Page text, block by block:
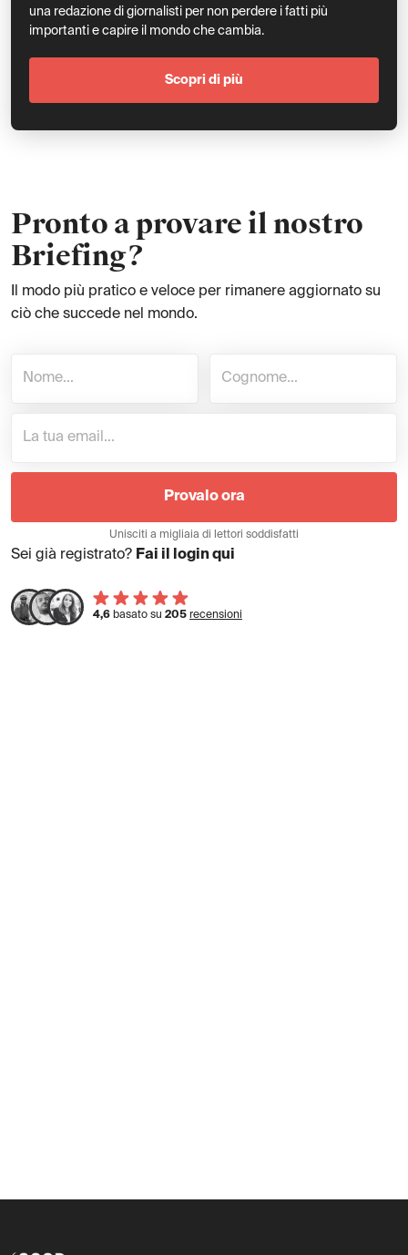
una redazione di giornalisti per non perdere i fatti più
importanti e capire il mondo che cambia.
Scopri di più
Pronto a provare il nostro
Briefing?
Il modo più pratico e veloce per rimanere aggiornato su
ciò che succede nel mondo.
Provalo ora
Unisciti a migliaia di lettori soddisfatti
Sei già registrato? Fai il login qui
4,6 basato su 205 recensioni